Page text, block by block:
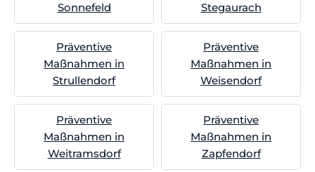
Sonnefeld
Stegaurach
Präventive
Maßnahmen in
Strullendorf
Präventive
Maßnahmen in
Weisendorf
Präventive
Maßnahmen in
Weitramsdorf
Präventive
Maßnahmen in
Zapfendorf